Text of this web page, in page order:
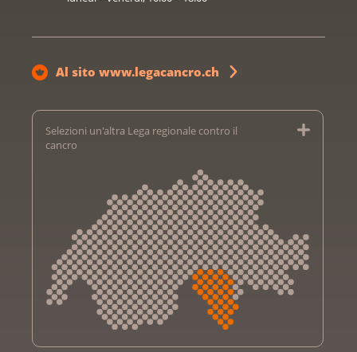
Al sito www.legacancro.ch
Selezioni un'altra Lega regionale contro il
cancro